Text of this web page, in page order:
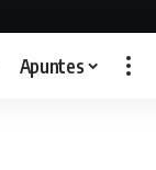
Apuntes